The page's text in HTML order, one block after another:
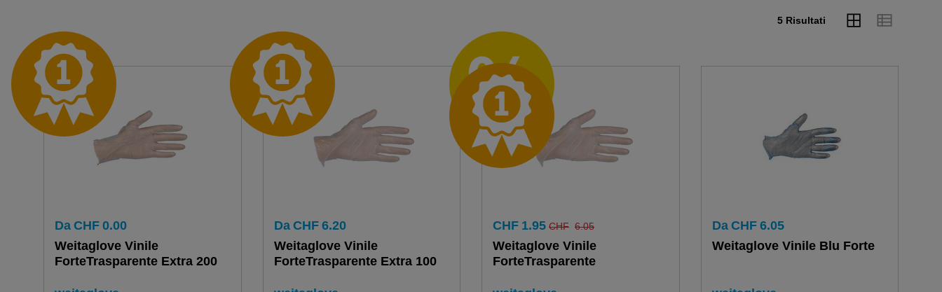
5 Risultati
Da CHF 0.00
Weitaglove Vinile
ForteTrasparente Extra 200
Da CHF 6.20
Weitaglove Vinile
ForteTrasparente Extra 100
CHF 1.95 CHF 6.05
Weitaglove Vinile
ForteTrasparente
Da CHF 6.05
Weitaglove Vinile Blu Forte